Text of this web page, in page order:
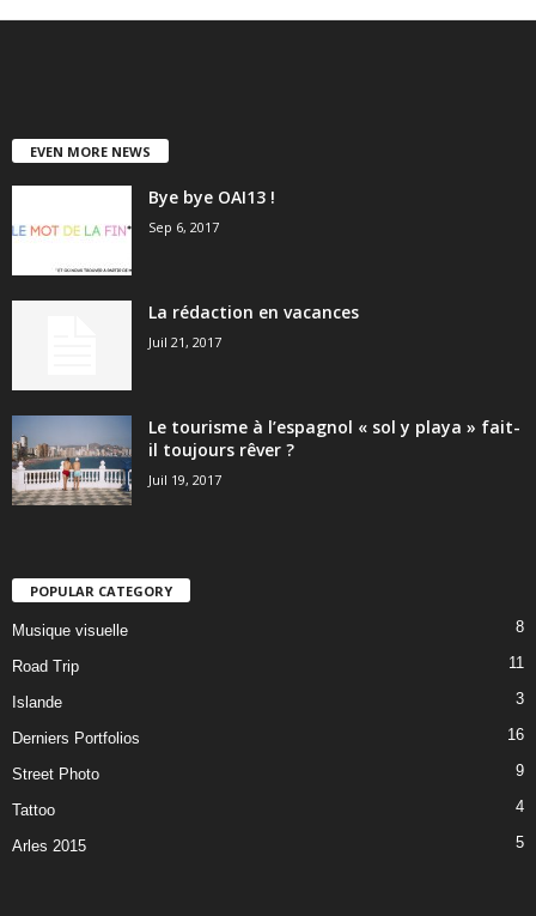
EVEN MORE NEWS
Bye bye OAI13 !
Sep 6, 2017
La rédaction en vacances
Juil 21, 2017
Le tourisme à l’espagnol « sol y playa » fait-
il toujours rêver ?
Juil 19, 2017
POPULAR CATEGORY
Musique visuelle 8
Road Trip 11
Islande 3
Derniers Portfolios 16
Street Photo 9
Tattoo 4
Arles 2015 5